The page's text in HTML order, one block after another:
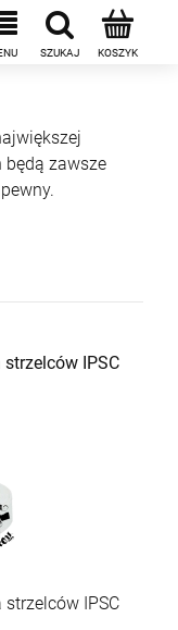
zawsze
IPSC
IPSC